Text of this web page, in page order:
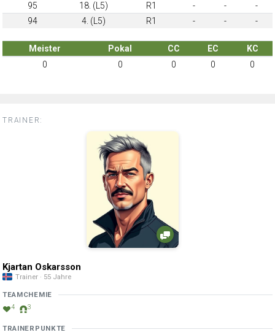
95
18. (L5) R1 - -
-
94
4. (L5) R1 - - -
Meister Pokal CC EC
KC
0
0 0 0 0
TRAINER:
Kjartan Oskarsson
Trainer · 55 Jahre
TEAMCHEMIE
4 3
TRAINERPUNKTE